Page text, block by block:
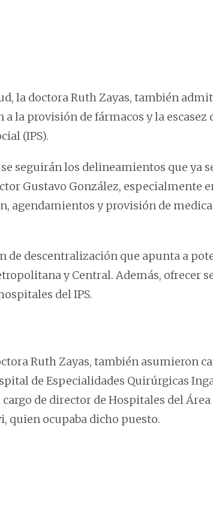
la doctora Ruth Zayas, también
la provisión de fármacos y la escasez
(IPS).
seguirán los delineamientos que ya
Gustavo González, especialmente
agendamientos y provisión de
de descentralización que apunta a
y Central. Además, ofrecer
del IPS.
Ruth Zayas, también asumieron
de Especialidades Quirúrgicas
de director de Hospitales del
quien ocupaba dicho puesto.